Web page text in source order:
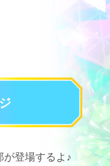
登場するよ♪